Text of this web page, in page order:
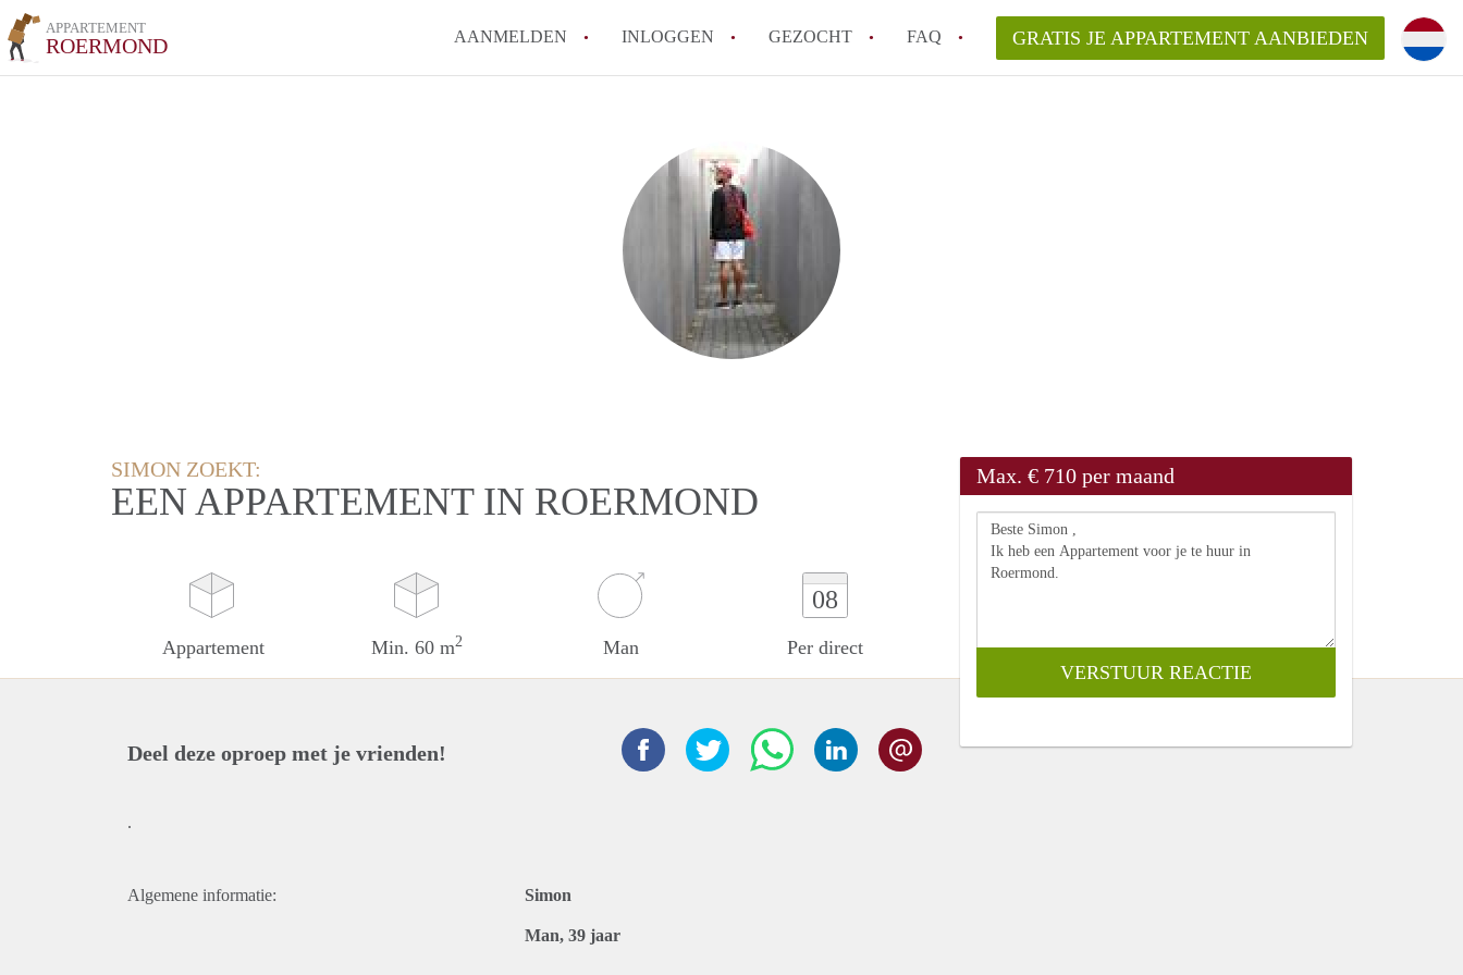
APPARTEMENT
ROERMOND AANMELDEN INLOGGEN GEZOCHT FAQ
Wat is AppartementRoermond?
Hoeveel kost het om te reageren op een Appartement in Roermond?
Wat is de privacyverklaring van AppartementRoermond?
Berekent AppartementRoermond
makelaarsvergoeding/bemiddelingsvergoeding?
Alle veelgestelde vragen
GRATIS JE APPARTEMENT AANBIEDEN
SIMON ZOEKT:
EEN APPARTEMENT IN ROERMOND
Appartement Min. 60 m2 Man
08
Per direct
Max. € 710 per maand
Deel deze oproep met je vrienden!
.
Algemene informatie: Simon
Man, 39 jaar